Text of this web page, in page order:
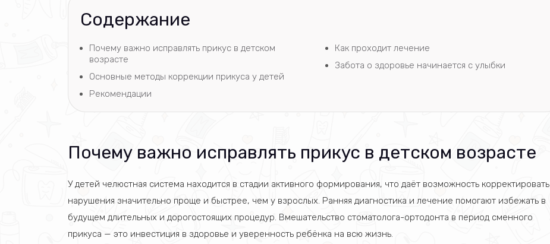
Содержание
Почему важно исправлять прикус в детском
возрасте
Основные методы коррекции прикуса у детей
Рекомендации
Как проходит лечение
Забота о здоровье начинается с улыбки
Почему важно исправлять прикус в детском возрасте
У детей челюстная система находится в стадии активного формирования, что даёт возможность корректировать
нарушения значительно проще и быстрее, чем у взрослых. Ранняя диагностика и лечение помогают избежать в
будущем длительных и дорогостоящих процедур. Вмешательство стоматолога-ортодонта в период сменного
прикуса — это инвестиция в здоровье и уверенность ребёнка на всю жизнь.